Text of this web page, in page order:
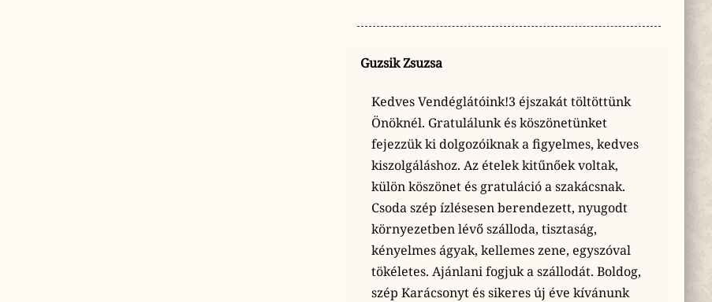
Guzsik Zsuzsa
Kedves Vendéglátóink!3 éjszakát töltöttünk
Önöknél. Gratulálunk és köszönetünket
fejezzük ki dolgozóiknak a figyelmes, kedves
kiszolgáláshoz. Az ételek kitűnőek voltak,
külön köszönet és gratuláció a szakácsnak.
Csoda szép ízlésesen berendezett, nyugodt
környezetben lévő szálloda, tisztaság,
kényelmes ágyak, kellemes zene, egyszóval
tökéletes. Ajánlani fogjuk a szállodát. Boldog,
szép Karácsonyt és sikeres új éve kívánunk